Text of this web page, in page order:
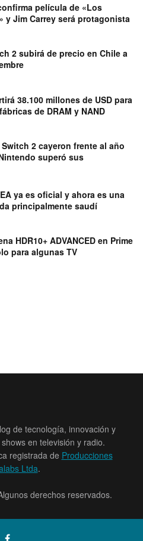
película de «Los
y Jim Carrey será protagonista
2 subirá de precio en Chile a
38.100 millones de USD para
de DRAM y NAND
2 cayeron frente al año
superó sus
ya es oficial y ahora es una
principalmente saudí
HDR10+ ADVANCED en Prime
para algunas TV
de tecnología, innovación y
en televisión y radio.
registrada de Producciones
Ltda.
derechos reservados.